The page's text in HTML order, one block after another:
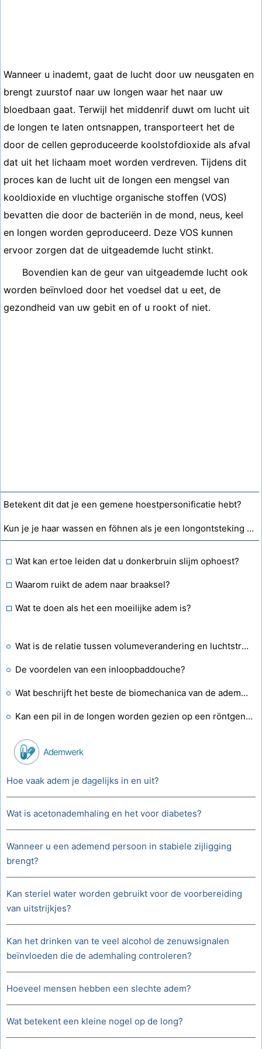
Wanneer u inademt, gaat de lucht door uw neusgaten en
brengt zuurstof naar uw longen waar het naar uw
bloedbaan gaat. Terwijl het middenrif duwt om lucht uit
de longen te laten ontsnappen, transporteert het de
door de cellen geproduceerde koolstofdioxide als afval
dat uit het lichaam moet worden verdreven. Tijdens dit
proces kan de lucht uit de longen een mengsel van
kooldioxide en vluchtige organische stoffen (VOS)
bevatten die door de bacteriën in de mond, neus, keel
en longen worden geproduceerd. Deze VOS kunnen
ervoor zorgen dat de uitgeademde lucht stinkt.
Bovendien kan de geur van uitgeademde lucht ook
worden beïnvloed door het voedsel dat u eet, de
gezondheid van uw gebit en of u rookt of niet.
Betekent dit dat je een gemene hoestpersonificatie hebt?
Kun je je haar wassen en föhnen als je een longontsteking hebt?
Wat kan ertoe leiden dat u donkerbruin slijm ophoest?
Waarom ruikt de adem naar braaksel?
Wat te doen als het een moeilijke adem is?
Wat is de relatie tussen volumeverandering en luchtstroom uit de longen?
De voordelen van een inloopbaddouche?
Wat beschrijft het beste de biomechanica van de ademhaling?
Kan een pil in de longen worden gezien op een röntgenfoto van de borstkas?
Ademwerk
Hoe vaak adem je dagelijks in en uit?
Wat is acetonademhaling en het voor diabetes?
Wanneer u een ademend persoon in stabiele zijligging
brengt?
Kan steriel water worden gebruikt voor de voorbereiding
van uitstrijkjes?
Kan het drinken van te veel alcohol de zenuwsignalen
beïnvloeden die de ademhaling controleren?
Hoeveel mensen hebben een slechte adem?
Wat betekent een kleine nogel op de long?